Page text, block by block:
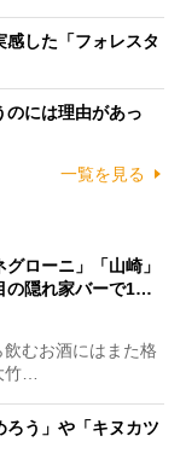
感した「フォレスタ
のには理由があっ
一覧を見る
ローニ」「山崎」
の隠れ家バーで1…
むお酒にはまた格
…
ろう」や「キヌカツ